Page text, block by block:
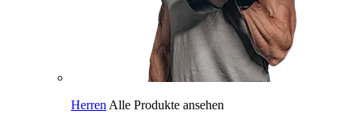
Herren Alle Produkte ansehen